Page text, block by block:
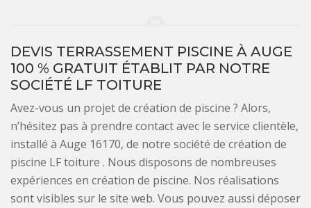
DEVIS TERRASSEMENT PISCINE À AUGE
100 % GRATUIT ÉTABLIT PAR NOTRE
SOCIÉTÉ LF TOITURE
Avez-vous un projet de création de piscine ? Alors,
n’hésitez pas à prendre contact avec le service clientèle,
installé à Auge 16170, de notre société de création de
piscine LF toiture . Nous disposons de nombreuses
expériences en création de piscine. Nos réalisations
sont visibles sur le site web. Vous pouvez aussi déposer